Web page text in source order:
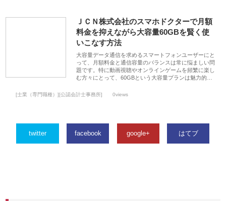
ＪＣＮ株式会社のスマホドクターで月額
料金を抑えながら大容量60GBを賢く使
いこなす方法
大容量データ通信を求めるスマートフォンユーザーにと
って、月額料金と通信容量のバランスは常に悩ましい問
題です。特に動画視聴やオンラインゲームを頻繁に楽し
む方々にとって、60GBという大容量プランは魅力的…
[士業（専門職種）][公認会計士事務所] 0views
twitter facebook google+ はてブ